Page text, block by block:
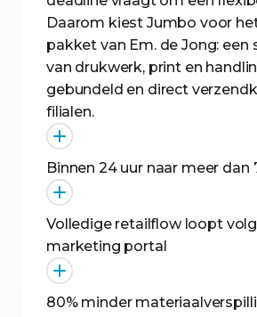
Daarom kiest Jumbo voor
pakket van Em. de Jong: een
van drukwerk, print en
gebundeld en direct
filialen.
Binnen 24 uur naar meer dan
Volledige retailflow loopt
marketing portal
80% minder